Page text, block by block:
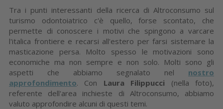
Tra i punti interessanti della ricerca di Altroconsumo sul
turismo odontoiatrico c'è quello, forse scontato, che
permette di conoscere i motivi che spingono a varcare
l'italica frontiere e recarsi all'estero per farsi sistemare la
masticazione persa. Molto spesso le motivazioni sono
economiche ma non sempre e non solo. Molti sono gli
aspetti che abbiamo segnalato nel nostro
approfondimento. Con Laura Filippucci (nella foto),
referente dell'area inchieste di Altroconsumo, abbiamo
valuto approfondire alcuni di questi temi.